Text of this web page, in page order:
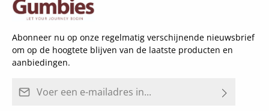
Abonneer nu op onze regelmatig verschijnende nieuwsbrief
om op de hoogtete blijven van de laatste producten en
aanbiedingen.